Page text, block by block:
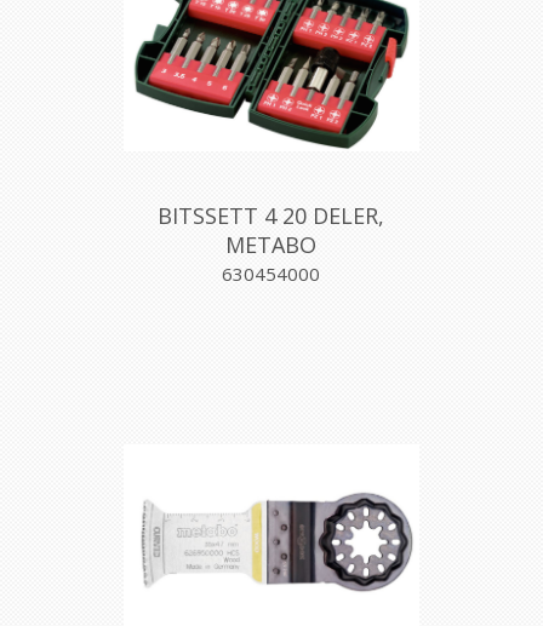
BITSSETT 4 20 DELER,
METABO
630454000